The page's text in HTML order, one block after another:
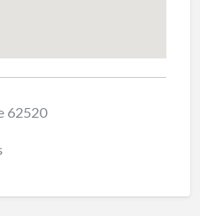
62520